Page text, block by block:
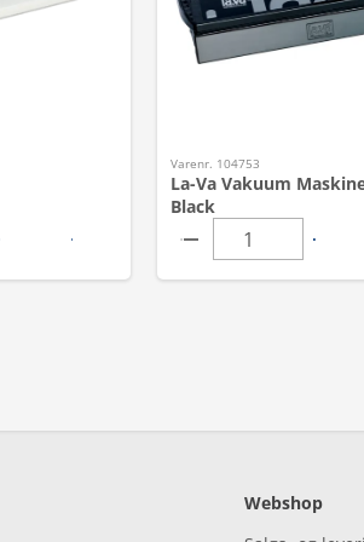
Varenr. 104753
La-Va Vakuum
Black
Webshop